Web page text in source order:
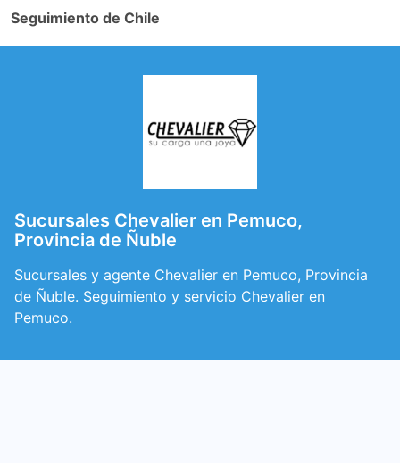
Seguimiento de Chile
Sucursales Chevalier en Pemuco,
Provincia de Ñuble
Sucursales y agente Chevalier en Pemuco, Provincia
de Ñuble. Seguimiento y servicio Chevalier en
Pemuco.